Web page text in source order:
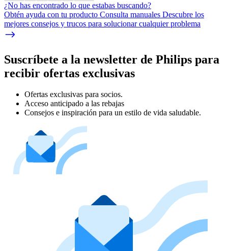
¿No has encontrado lo que estabas buscando?
Obtén ayuda con tu producto Consulta manuales Descubre los
mejores consejos y trucos para solucionar cualquier problema
Suscríbete a la newsletter de Philips para
recibir ofertas exclusivas
Ofertas exclusivas para socios.
Acceso anticipado a las rebajas
Consejos e inspiración para un estilo de vida saludable.